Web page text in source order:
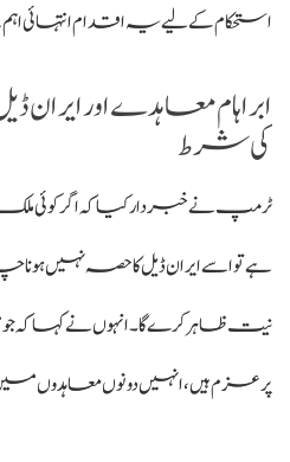
استحکام کے لیے یہ اقدام انتہائی
ابراہام معاہدے اور
کی شرط
ٹرمپ نے خبردار کیا کہ اگر کوئی ملک
ہے تو اسے ایران ڈیل کا حصہ
نیت ظاہر کرے گا۔ انہوں نے کہا کہ
پرعزم ہیں، انہیں دونوں